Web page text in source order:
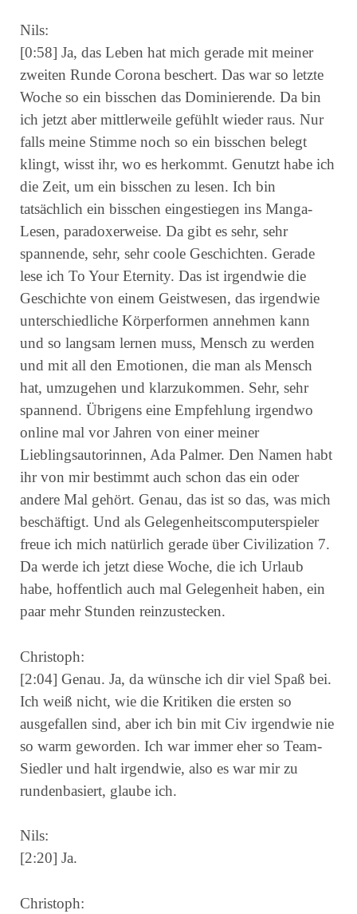
Nils:
[0:58] Ja, das Leben hat mich gerade mit meiner
zweiten Runde Corona beschert. Das war so letzte
Woche so ein bisschen das Dominierende. Da bin
ich jetzt aber mittlerweile gefühlt wieder raus. Nur
falls meine Stimme noch so ein bisschen belegt
klingt, wisst ihr, wo es herkommt. Genutzt habe ich
die Zeit, um ein bisschen zu lesen. Ich bin
tatsächlich ein bisschen eingestiegen ins Manga-
Lesen, paradoxerweise. Da gibt es sehr, sehr
spannende, sehr, sehr coole Geschichten. Gerade
lese ich To Your Eternity. Das ist irgendwie die
Geschichte von einem Geistwesen, das irgendwie
unterschiedliche Körperformen annehmen kann
und so langsam lernen muss, Mensch zu werden
und mit all den Emotionen, die man als Mensch
hat, umzugehen und klarzukommen. Sehr, sehr
spannend. Übrigens eine Empfehlung irgendwo
online mal vor Jahren von einer meiner
Lieblingsautorinnen, Ada Palmer. Den Namen habt
ihr von mir bestimmt auch schon das ein oder
andere Mal gehört. Genau, das ist so das, was mich
beschäftigt. Und als Gelegenheitscomputerspieler
freue ich mich natürlich gerade über Civilization 7.
Da werde ich jetzt diese Woche, die ich Urlaub
habe, hoffentlich auch mal Gelegenheit haben, ein
paar mehr Stunden reinzustecken.
Christoph:
[2:04] Genau. Ja, da wünsche ich dir viel Spaß bei.
Ich weiß nicht, wie die Kritiken die ersten so
ausgefallen sind, aber ich bin mit Civ irgendwie nie
so warm geworden. Ich war immer eher so Team-
Siedler und halt irgendwie, also es war mir zu
rundenbasiert, glaube ich.
Nils:
[2:20] Ja.
Christoph: